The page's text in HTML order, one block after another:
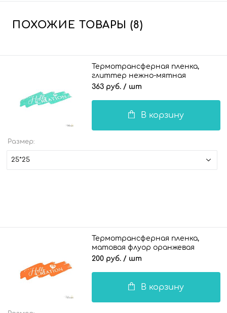
ПОХОЖИЕ ТОВАРЫ (8)
Термотрансферная пленка,
глиттер нежно-мятная
363 руб. / шт
В корзину
Размер:
25*25
Термотрансферная пленка,
матовая флуор оранжевая
200 руб. / шт
В корзину